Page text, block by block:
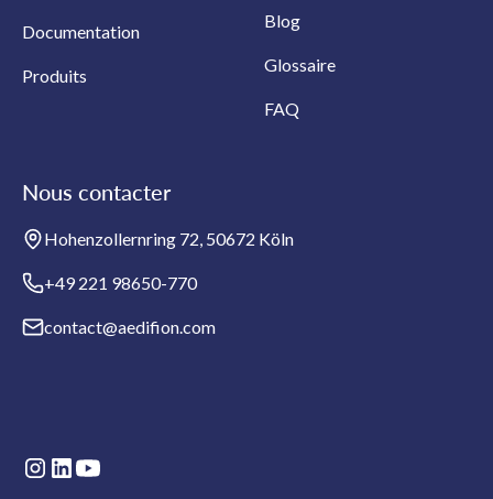
Documentation
Produits
Blog
Glossaire
FAQ
Nous contacter
Hohenzollernring 72, 50672 Köln
+49 221 98650-770
contact@aedifion.com